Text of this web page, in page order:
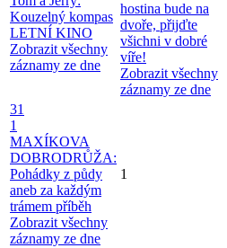
Kouzelný kompas
LETNÍ KINO
Zobrazit všechny
záznamy ze dne
hostina bude na
dvoře, přijďte
všichni v dobré
víře!
Zobrazit všechny
záznamy ze dne
31
1
MAXÍKOVA
DOBRODRŮŽA:
Pohádky z půdy
aneb za každým
trámem příběh
Zobrazit všechny
záznamy ze dne
1